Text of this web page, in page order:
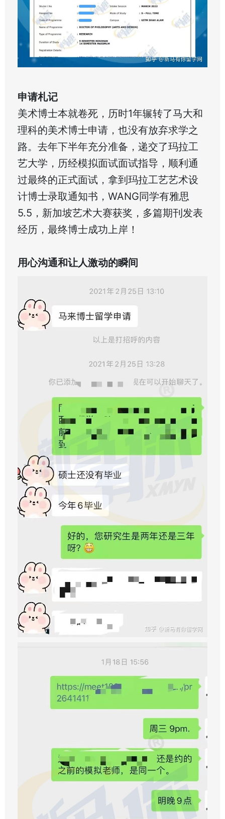
申请札记
美术博士本就卷死，历时1年辗转了马大和
理科的美术博士申请，也没有放弃求学之
路。去年下半年充分准备，递交了玛拉工
艺大学，历经模拟面试面试指导，顺利通
过最终的正式面试，拿到玛拉工艺艺术设
计博士录取通知书，WANG同学有雅思
5.5，新加坡艺术大赛获奖，多篇期刊发表
经历，最终博士成功上岸！
用心沟通和让人激动的瞬间